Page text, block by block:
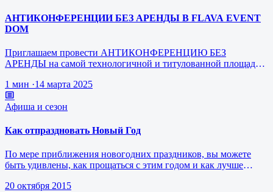
АНТИКОНФЕРЕНЦИИ БЕЗ АРЕНДЫ В FLAVA EVENT
DOM
Приглашаем провести АНТИКОНФЕРЕНЦИЮ БЕЗ
АРЕНДЫ на самой технологичной и титулованной площадке
1 мин ·14 марта 2025
Афиша и сезон
Как отпраздновать Новый Год
По мере приближения новогодних праздников, вы можете
быть удивлены, как прощаться с этим годом и как лучше
20 октября 2015